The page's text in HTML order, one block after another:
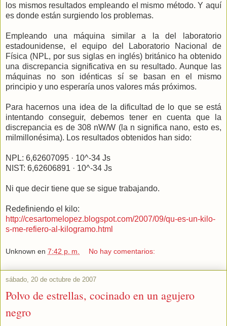
los mismos resultados empleando el mismo método. Y aquí
es donde están surgiendo los problemas.
Empleando una máquina similar a la del laboratorio
estadounidense, el equipo del Laboratorio Nacional de
Física (NPL, por sus siglas en inglés) británico ha obtenido
una discrepancia significativa en su resultado. Aunque las
máquinas no son idénticas sí se basan en el mismo
principio y uno esperaría unos valores más próximos.
Para hacernos una idea de la dificultad de lo que se está
intentando conseguir, debemos tener en cuenta que la
discrepancia es de 308 nW/W (la n significa nano, esto es,
milmillonésima). Los resultados obtenidos han sido:
NPL: 6,62607095 · 10^-34 Js
NIST: 6,62606891 · 10^-34 Js
Ni que decir tiene que se sigue trabajando.
Redefiniendo el kilo:
http://cesartomelopez.blogspot.com/2007/09/qu-es-un-kilo-
s-me-refiero-al-kilogramo.html
Unknown en 7:42 p. m. No hay comentarios:
sábado, 20 de octubre de 2007
Polvo de estrellas, cocinado en un agujero
negro